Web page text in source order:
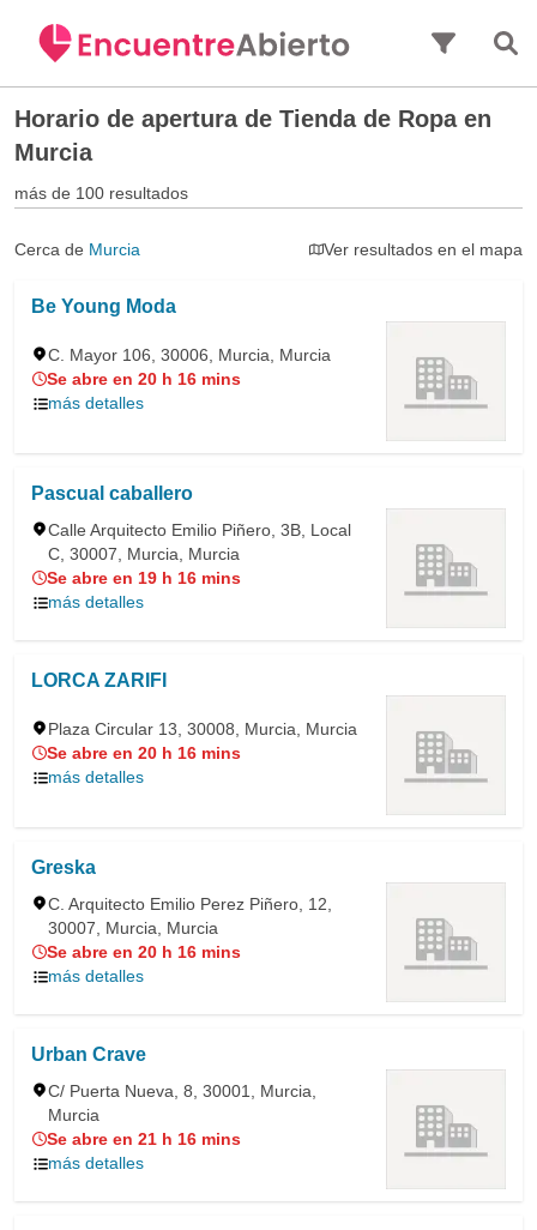
Horario de apertura de Tienda de Ropa en
Murcia
más de 100 resultados
Cerca de Murcia Ver resultados en el mapa
Be Young Moda
C. Mayor 106, 30006, Murcia, Murcia
Se abre en 20 h 16 mins
más detalles
Pascual caballero
Calle Arquitecto Emilio Piñero, 3B, Local
C, 30007, Murcia, Murcia
Se abre en 19 h 16 mins
más detalles
LORCA ZARIFI
Plaza Circular 13, 30008, Murcia, Murcia
Se abre en 20 h 16 mins
más detalles
Greska
C. Arquitecto Emilio Perez Piñero, 12,
30007, Murcia, Murcia
Se abre en 20 h 16 mins
más detalles
Urban Crave
C/ Puerta Nueva, 8, 30001, Murcia,
Murcia
Se abre en 21 h 16 mins
más detalles